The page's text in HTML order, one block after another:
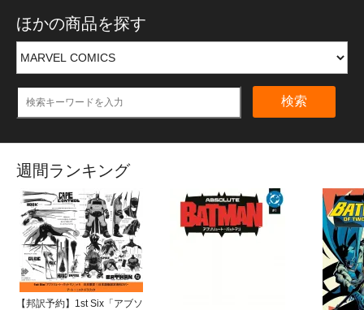
ほかの商品を探す
検索
週間ランキング
【邦訳予約】1st Six「アブソ